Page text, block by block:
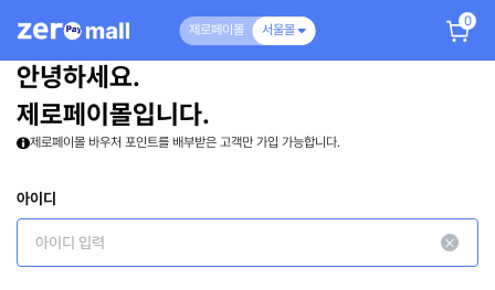
제로페이몰 서울몰
0
안녕하세요.
제로페이몰입니다.
제로페이몰 바우처 포인트를 배부받은 고객만 가입 가능합니다.
아이디